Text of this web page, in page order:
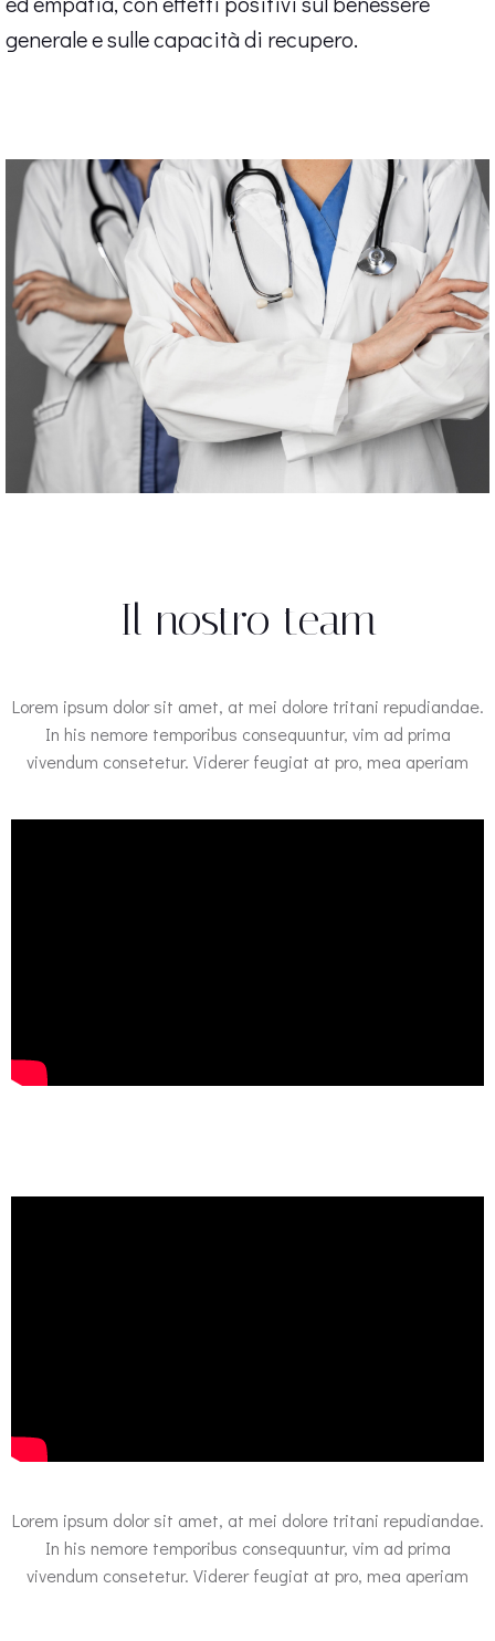
generale e sulle capacità di recupero.
Il nostro team
Lorem ipsum dolor sit amet, at mei dolore tritani repudiandae.
In his nemore temporibus consequuntur, vim ad prima
vivendum consetetur. Viderer feugiat at pro, mea aperiam
Lorem ipsum dolor sit amet, at mei dolore tritani repudiandae.
In his nemore temporibus consequuntur, vim ad prima
vivendum consetetur. Viderer feugiat at pro, mea aperiam